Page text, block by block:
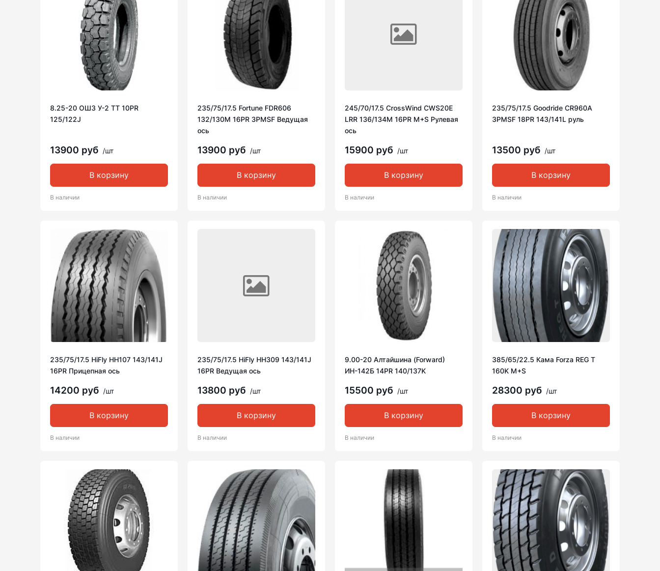
8.25-20 ОШЗ У-2 TT 10PR
125/122J
13900 руб /шт
В корзину
В наличии
235/75/17.5 Fortune FDR606
132/130M 16PR 3PMSF Ведущая
ось
13900 руб /шт
В корзину
В наличии
245/70/17.5 CrossWind CWS20E
LRR 136/134M 16PR M+S Рулевая
ось
15900 руб /шт
В корзину
В наличии
235/75/17.5 Goodride CR960A
3PMSF 18PR 143/141L руль
13500 руб /шт
В корзину
В наличии
235/75/17.5 HiFly HH107 143/141J
16PR Прицепная ось
14200 руб /шт
В корзину
В наличии
235/75/17.5 HiFly HH309 143/141J
16PR Ведущая ось
13800 руб /шт
В корзину
В наличии
9.00-20 Алтайшина (Forward)
ИН-142Б 14PR 140/137K
15500 руб /шт
В корзину
В наличии
385/65/22.5 Кама Forza REG T
160K M+S
28300 руб /шт
В корзину
В наличии